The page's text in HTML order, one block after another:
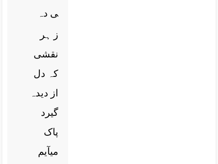
ی دہ
ز ہر
نقشی
کہ دل
از دیدہ
گیرد
پاک
میآیم